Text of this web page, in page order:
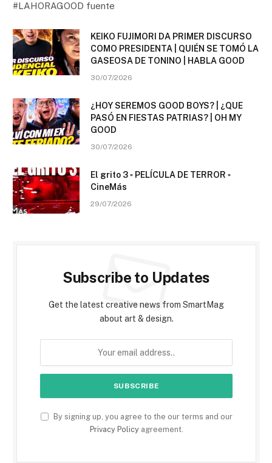
#LAHORAGOOD fuente
KEIKO FUJIMORI DA PRIMER DISCURSO
COMO PRESIDENTA | QUIÉN SE TOMÓ LA
GASEOSA DE TONINO | HABLA GOOD
30/07/2026
¿HOY SEREMOS GOOD BOYS? | ¿QUE
PASÓ EN FIESTAS PATRIAS? | OH MY
GOOD
30/07/2026
El grito 3 ▫️ PELÍCULA DE TERROR ▫️
CineMás
29/07/2026
Subscribe to Updates
Get the latest creative news from SmartMag
about art & design.
By signing up, you agree to the our terms and our
Privacy Policyagreement.